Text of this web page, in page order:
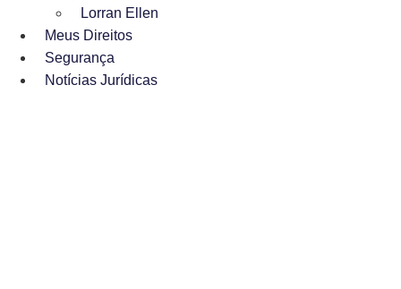
Lorran Ellen
Meus Direitos
Segurança
Notícias Jurídicas